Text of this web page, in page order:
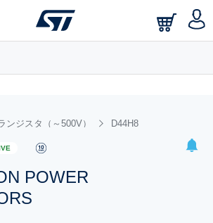
your saved searches.
ンジスタ（～500V） D44H8
POWER